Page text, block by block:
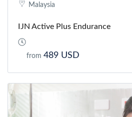
Malaysia
IJN Active Plus Endurance
from 489 USD